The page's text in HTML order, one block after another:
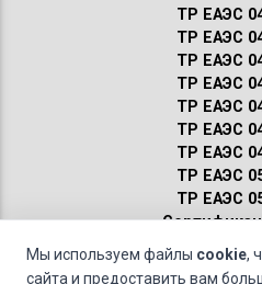
ТР ЕАЭС
ТР ЕАЭС
ТР ЕАЭС
ТР ЕАЭС
ТР ЕАЭС
ТР ЕАЭС
ТР ЕАЭС
ТР ЕАЭС
ТР ЕАЭС
Пожарные
Мы используем файлы cookie,
сайта и предоставить вам